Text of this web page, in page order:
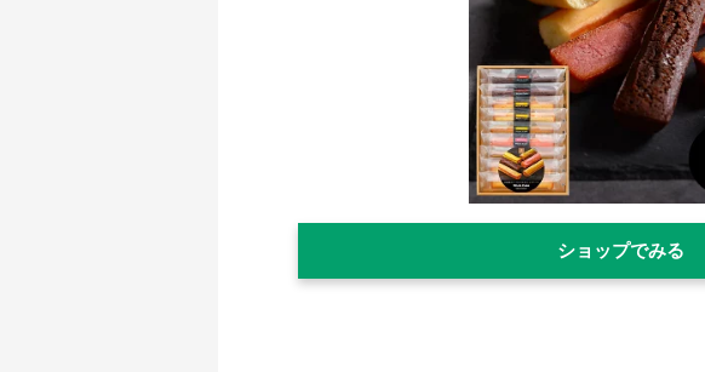
ショップでみる